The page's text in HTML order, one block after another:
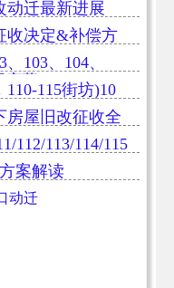
动迁最新进展
收决定&补偿方
103、104、
幕 115街坊)10
房屋旧改征收全
112/113/114/115
案解读
动迁